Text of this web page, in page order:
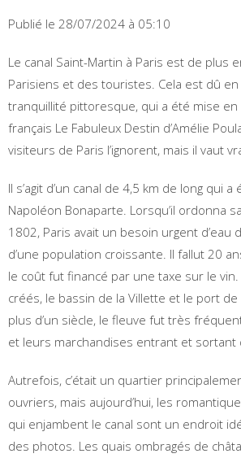
Publié le 28/07/2024 à 05:10
Le canal Saint-Martin à Paris est de plus
Parisiens et des touristes. Cela est dû
tranquillité pittoresque, qui a été mise en
français Le Fabuleux Destin d’Amélie
visiteurs de Paris l’ignorent, mais il vaut
Il s’agit d’un canal de 4,5 km de long qui
Napoléon Bonaparte. Lorsqu’il ordonna
1802, Paris avait un besoin urgent d’eau
d’une population croissante. Il fallut 20
le coût fut financé par une taxe sur le
créés, le bassin de la Villette et le port de
plus d’un siècle, le fleuve fut très
et leurs marchandises entrant et sortant
Autrefois, c’était un quartier
ouvriers, mais aujourd’hui, les
qui enjambent le canal sont un endroit
des photos. Les quais ombragés de